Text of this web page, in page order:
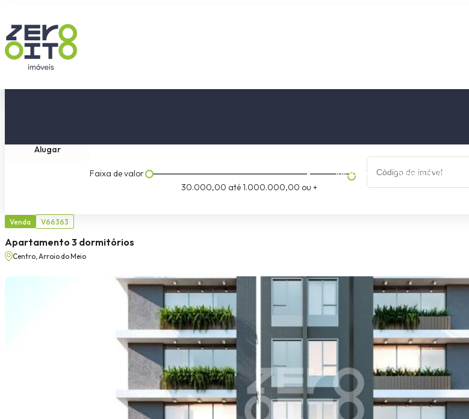
Início Imóveis a Venda
Alugar
Faixa de valor
30.000,00 até1.000.000,00 ou +
Venda V66363
Apartamento 3 dormitórios
Centro, Arroio do Meio